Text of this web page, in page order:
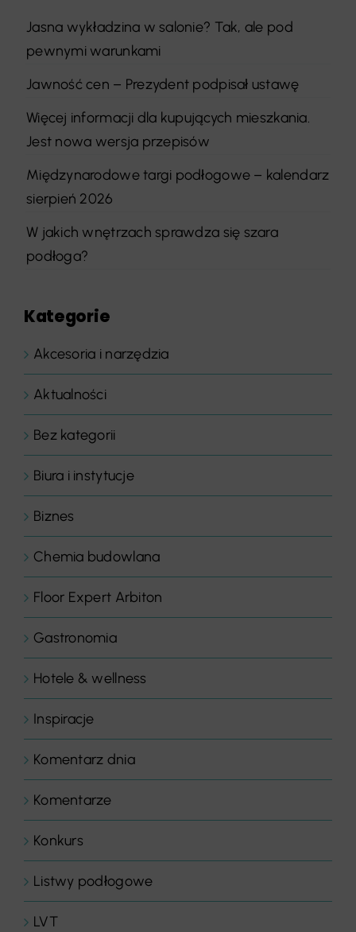
Jasna wykładzina w salonie? Tak, ale pod
pewnymi warunkami
Jawność cen – Prezydent podpisał ustawę
Więcej informacji dla kupujących mieszkania.
Jest nowa wersja przepisów
Międzynarodowe targi podłogowe – kalendarz
sierpień 2026
W jakich wnętrzach sprawdza się szara
podłoga?
Kategorie
Akcesoria i narzędzia
Aktualności
Bez kategorii
Biura i instytucje
Biznes
Chemia budowlana
Floor Expert Arbiton
Gastronomia
Hotele & wellness
Inspiracje
Komentarz dnia
Komentarze
Konkurs
Listwy podłogowe
LVT